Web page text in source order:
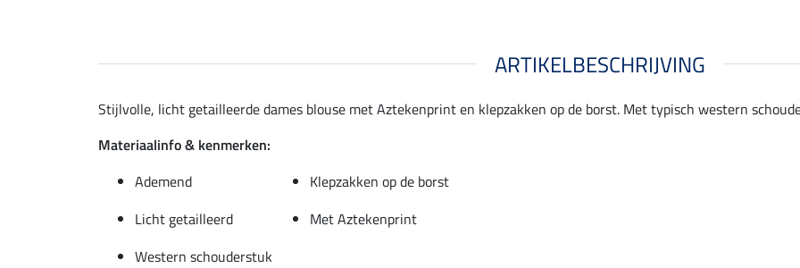
ARTIKELBESCHRIJVING
Stijlvolle, licht getailleerde dames blouse met Aztekenprint en klepzakken op de borst. Met typisch western
Materiaalinfo & kenmerken:
Ademend
Klepzakken op de borst
Licht getailleerd
Met Aztekenprint
Western schouderstuk